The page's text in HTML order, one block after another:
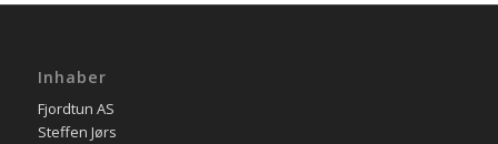
Inhaber
Fjordtun AS
Steffen Jørs